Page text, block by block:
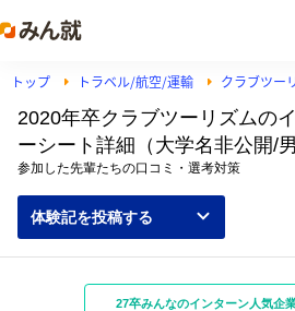
トップ トラベル/航空/運輸 クラブツー
2020年卒クラブツーリズムの
ーシート詳細（大学名非公開/
参加した先輩たちの口コミ・選考対策
体験記を投稿する
27卒みんなのインターン人気企